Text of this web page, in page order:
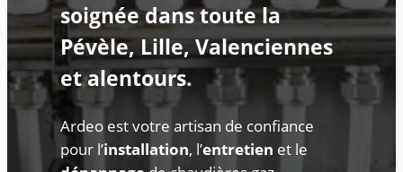
soignée dans toute la
Pévèle, Lille, Valenciennes
et alentours.
Ardeo est votre artisan de confiance
pour l’installation, l’entretien et le